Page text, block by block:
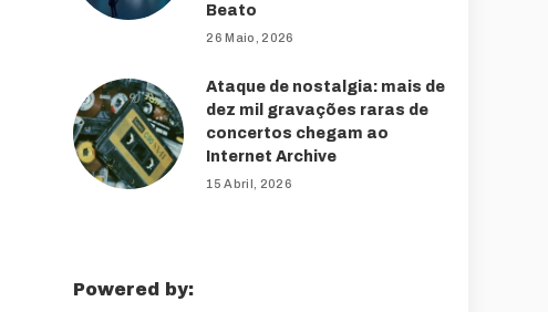
Beato
26 Maio, 2026
Ataque de nostalgia: mais de
dez mil gravações raras de
concertos chegam ao
Internet Archive
15 Abril, 2026
Powered by: